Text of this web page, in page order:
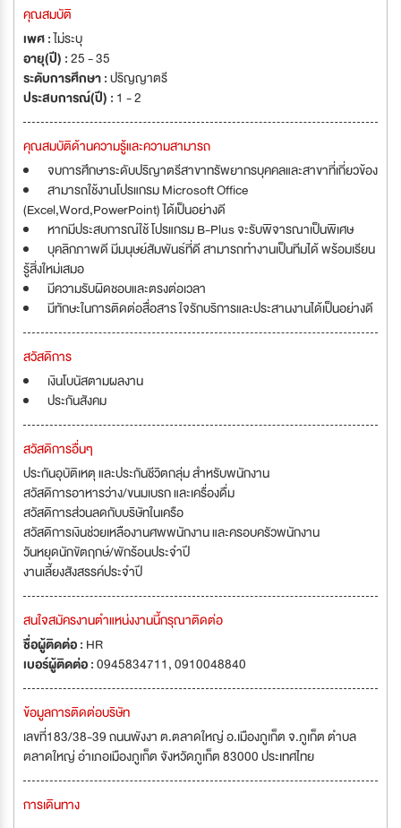
คุณสมบัติ
เพศ :ไม่ระบุ
อายุ(ปี) :25 - 35
ระดับการศึกษา :ปริญญาตรี
ประสบการณ์(ปี) : 1 - 2
คุณสมบัติด้านความรู้และความสามารถ
จบการศึกษาระดับปริญาตรีสาขาทรัพยากรบุคคลและสาขาที่เกี่ยวข้อง
สามารถใช้งานโปรแกรม Microsoft Office
(Excel,Word,PowerPoint) ได้เป็นอย่างดี
หากมีประสบการณ์ใช้ โปรแกรม B-Plus จะรับพิจารณาเป็นพิเศษ
บุคลิกภาพดี มีมนุษย์สัมพันธ์ที่ดี สามารถทำงานเป็นทีมได้ พร้อมเรียน
รู้สิ่งใหม่เสมอ
มีความรับผิดชอบและตรงต่อเวลา
มีทักษะในการติดต่อสื่อสาร ใจรักบริการและประสานงานได้เป็นอย่างดี
สวัสดิการ
เงินโบนัสตามผลงาน
ประกันสังคม
สวัสดิการอื่นๆ
ประกันอุบัติเหตุ และประกันชีวิตกลุ่ม สำหรับพนักงาน
สวัสดิการอาหารว่าง/ขนมเบรก และเครื่องดื่ม
สวัสดิการส่วนลดกับบริษัทในเครือ
สวัสดิการเงินช่วยเหลืองานศพพนักงาน และครอบครัวพนักงาน
วันหยุดนักขัตฤกษ์/พักร้อนประจำปี
งานเลี้ยงสังสรรค์ประจำปี
สนใจสมัครงานตำแหน่งงานนี้กรุณาติดต่อ
ชื่อผู้ติดต่อ : HR
เบอร์ผู้ติดต่อ :0945834711, 0910048840
ข้อมูลการติดต่อบริษัท
เลขที่183/38-39 ถนนพังงา ต.ตลาดใหญ่ อ.เมืองภูเก็ต จ.ภูเก็ต ตำบล
ตลาดใหญ่ อำเภอเมืองภูเก็ต จังหวัดภูเก็ต 83000 ประเทศไทย
การเดินทาง